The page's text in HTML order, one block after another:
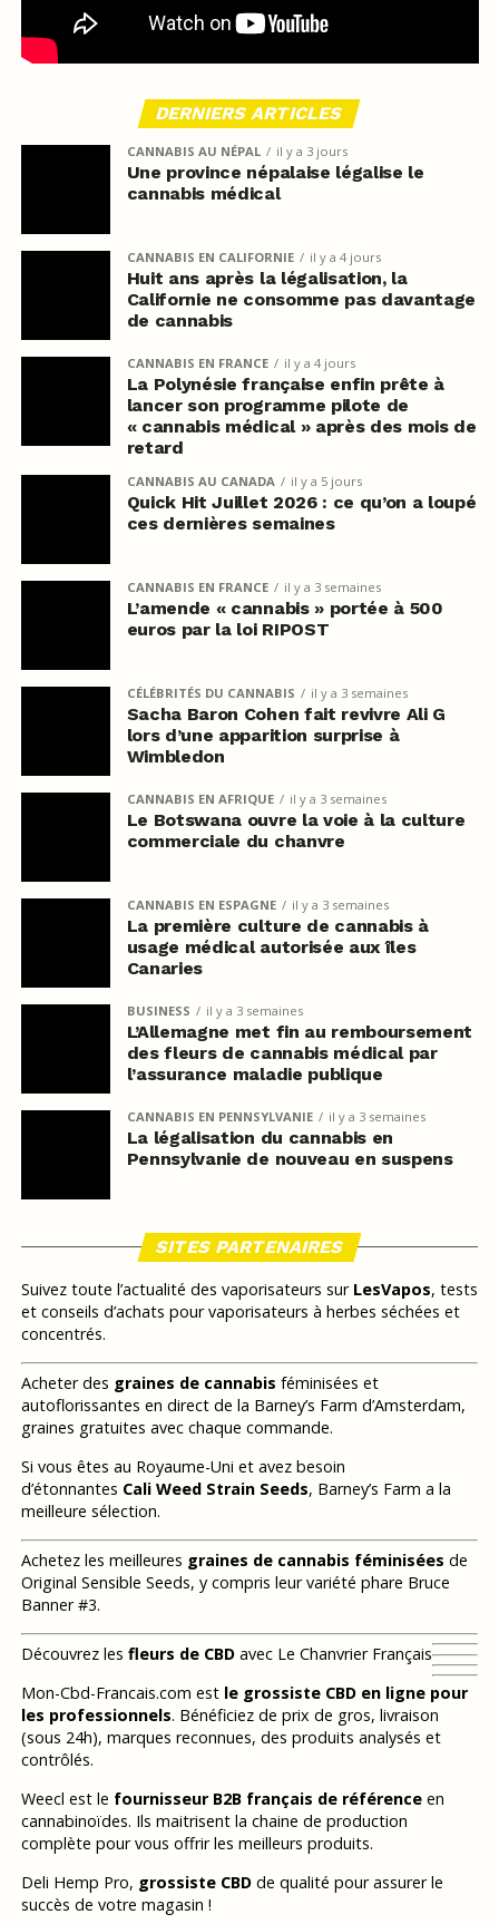
DERNIERS ARTICLES
CANNABIS AU NÉPAL il y a 3 jours
Une province népalaise légalise le
cannabis médical
CANNABIS EN CALIFORNIE il y a 4 jours
Huit ans après la légalisation, la
Californie ne consomme pas davantage
de cannabis
CANNABIS EN FRANCE il y a 4 jours
La Polynésie française enfin prête à
lancer son programme pilote de
« cannabis médical » après des mois de
retard
CANNABIS AU CANADA il y a 5 jours
Quick Hit Juillet 2026 : ce qu’on a loupé
ces dernières semaines
CANNABIS EN FRANCE il y a 3 semaines
L’amende « cannabis » portée à 500
euros par la loi RIPOST
CÉLÉBRITÉS DU CANNABIS il y a 3 semaines
Sacha Baron Cohen fait revivre Ali G
lors d’une apparition surprise à
Wimbledon
CANNABIS EN AFRIQUE il y a 3 semaines
Le Botswana ouvre la voie à la culture
commerciale du chanvre
CANNABIS EN ESPAGNE il y a 3 semaines
La première culture de cannabis à
usage médical autorisée aux îles
Canaries
BUSINESS il y a 3 semaines
L’Allemagne met fin au remboursement
des fleurs de cannabis médical par
l’assurance maladie publique
CANNABIS EN PENNSYLVANIE il y a 3 semaines
La légalisation du cannabis en
Pennsylvanie de nouveau en suspens
SITES PARTENAIRES
Suivez toute l’actualité des vaporisateurs sur LesVapos, tests
et conseils d’achats pour vaporisateurs à herbes séchées et
concentrés.
Acheter des graines de cannabis féminisées et
autoflorissantes en direct de la Barney’s Farm d’Amsterdam,
graines gratuites avec chaque commande.
Si vous êtes au Royaume-Uni et avez besoin
d’étonnantes Cali Weed Strain Seeds, Barney’s Farm a la
meilleure sélection.
Achetez les meilleures graines de cannabis féminisées de
Original Sensible Seeds, y compris leur variété phare Bruce
Banner #3.
Découvrez les fleurs de CBDavec Le Chanvrier Français
Mon-Cbd-Francais.com est le grossiste CBD en ligne pour
les professionnels. Bénéficiez de prix de gros, livraison
(sous 24h), marques reconnues, des produits analysés et
contrôlés.
Weecl est le fournisseur B2B français de référenceen
cannabinoïdes. Ils maitrisent la chaine de production
complète pour vous offrir les meilleurs produits.
Deli Hemp Pro, grossiste CBDde qualité pour assurer le
succès de votre magasin !